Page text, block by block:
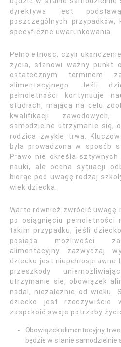
dyrektywa jest
poszczególnych
specyficzne uwarunkowania.
Pełnoletność, czyli
życia, stanowi ważny punkt
ostatecznym terminem
alimentacyjnego. Jeśli
pełnoletności kontynuuje
studiach, mającą na celu
kwalifikacji zawodowych,
samodzielne utrzymanie się,
rodzica zwykle trwa.
była prowadzona w sposób
Prawo nie określa
nauki, ale ocena sytuacji
biorąc pod uwagę rodzaj
wiek dziecka.
Warto również zwrócić uwagę
po osiągnięciu pełnoletności
takim przypadku, jeśli
posiada możliwości
alimentacyjny zazwyczaj
dziecko jest niepełnosprawne
przeszkody
utrzymanie się, obowiązek
nadal, niezależnie od wieku.
dziecko jest rzeczywiście
zaspokoić swoje potrzeby
Obowiązek alimentacyjny
będzie w stanie samodzielnie